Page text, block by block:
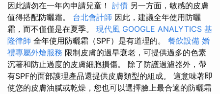
因此請勿在一年內申請兒童！ 討債 另一方面，敏感的皮膚
值得搭配防曬霜。 台北會計師 因此，建議全年使用防曬
霜，而不僅僅是在夏季。 現代風 GOOGLE ANALYTICS 基
隆律師 全年使用防曬霜（SPF）是有道理的。 餐飲設備 婚
禮專屬外燴服務 限制皮膚的過早衰老，可提供過多的色素
沉著和防止過度的皮膚細胞損傷。 除了防護過濾器外，帶
有SPF的面部護理產品還提供皮膚類型的組成。 這意味著即
使您的皮膚油膩或乾燥，您也可以選擇臉上最合適的防曬霜